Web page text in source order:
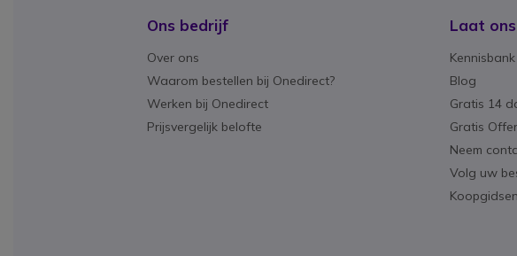
Ons bedrijf
Over ons
Waarom bestellen bij Onedirect?
Werken bij Onedirect
Prijsvergelijk belofte
Laat
Kennisbank
Blog
Gratis 14
Gratis
Neem
Volg uw
Koopgidsen